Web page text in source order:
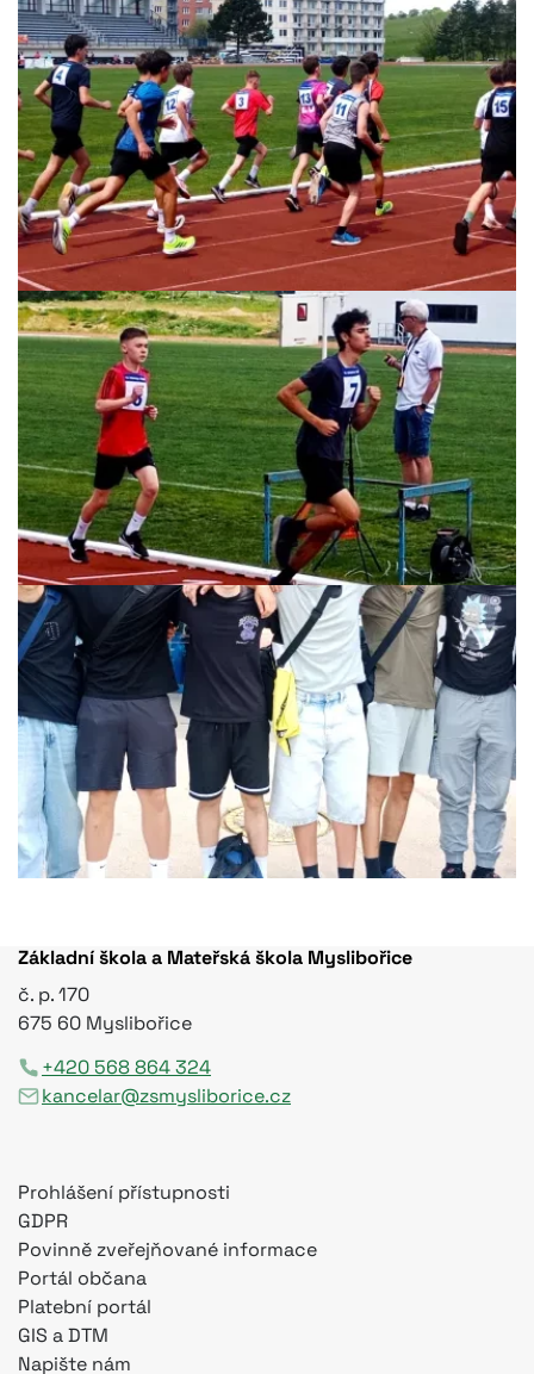
Základní škola a Mateřská škola Myslibořice
č. p. 170
675 60 Myslibořice
+420 568 864 324
kancelar@zsmysliborice.cz
Prohlášení přístupnosti
GDPR
Povinně zveřejňované informace
Portál občana
Platební portál
GIS a DTM
Napište nám